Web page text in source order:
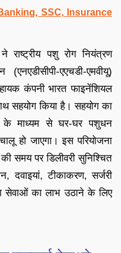
SSC, Insurance
राष्ट्रीय पशु रोग नियंत्रण
एएचडी-एमवीयू)
कंपनी भारत फाइनेंशियल
सहयोग किया है। सहयोग का
के माध्यम से घर-घर पशुधन
हो जाएगा। इस परियोजना
समय पर डिलीवरी सुनिश्चित
दवाइयां, टीकाकरण, सर्जरी
सेवाओं का लाभ उठाने के लिए